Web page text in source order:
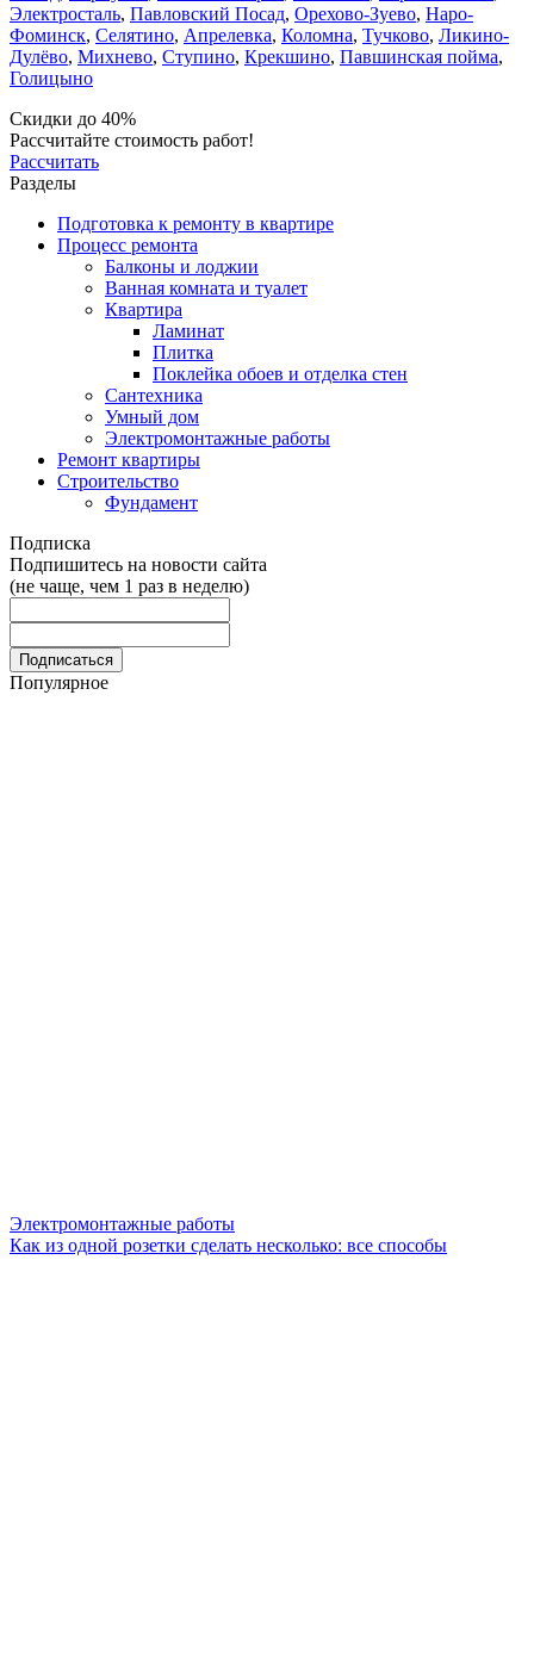
Электросталь, Павловский Посад, Орехово-Зуево, Наро-
Фоминск, Селятино, Апрелевка, Коломна, Тучково, Ликино-
Дулёво, Михнево, Ступино, Крекшино, Павшинская пойма,
Голицыно
Скидки до 40%
Рассчитайте стоимость работ!
Рассчитать
Разделы
Подготовка к ремонту в квартире
Процесс ремонта
Балконы и лоджии
Ванная комната и туалет
Квартира
Ламинат
Плитка
Поклейка обоев и отделка стен
Сантехника
Умный дом
Электромонтажные работы
Ремонт квартиры
Строительство
Фундамент
Подписка
Подпишитесь на новости сайта
(не чаще, чем 1 раз в неделю)
Популярное
Электромонтажные работы
Как из одной розетки сделать несколько: все способы